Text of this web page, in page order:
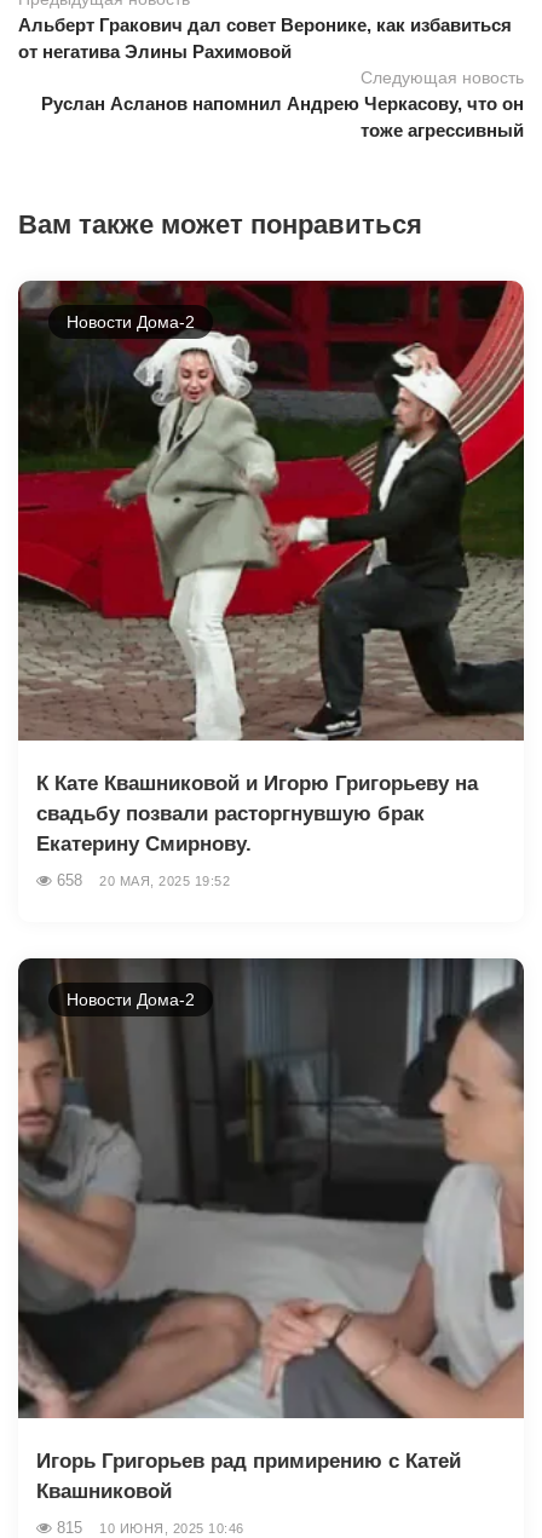
Альберт Гракович дал совет Веронике, как избавиться
от негатива Элины Рахимовой
Следующая новость
Руслан Асланов напомнил Андрею Черкасову, что он
тоже агрессивный
Вам также может понравиться
Новости Дома-2
К Кате Квашниковой и Игорю Григорьеву на
свадьбу позвали расторгнувшую брак
Екатерину Смирнову.
658 20 МАЯ, 2025 19:52
Новости Дома-2
Игорь Григорьев рад примирению с Катей
Квашниковой
815 10 ИЮНЯ, 2025 10:46